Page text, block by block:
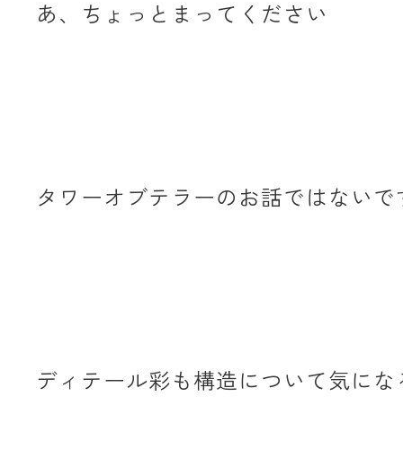
あ、ちょっとまってください
タワーオブテラーのお話ではないで
ディテール彩も構造について気に